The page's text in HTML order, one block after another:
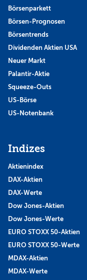
Börsenparkett
Börsen-Prognosen
Börsentrends
Dividenden Aktien USA
Neuer Markt
Palantir-Aktie
Squeeze-Outs
US-Börse
US-Notenbank
Indizes
Aktienindex
DAX-Aktien
DAX-Werte
Dow Jones-Aktien
Dow Jones-Werte
EURO STOXX 50-Aktien
EURO STOXX 50-Werte
MDAX-Aktien
MDAX-Werte